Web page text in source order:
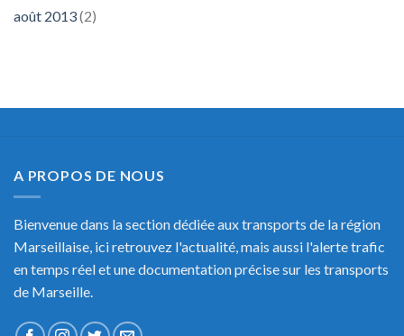
août 2013(2)
A PROPOS DE NOUS
Bienvenue dans la section dédiée aux transports de la région
Marseillaise, ici retrouvez l'actualité, mais aussi l'alerte trafic
en temps réel et une documentation précise sur les transports
de Marseille.